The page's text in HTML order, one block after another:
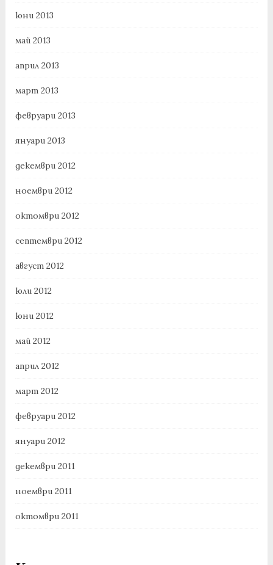
юни 2013
май 2013
април 2013
март 2013
февруари 2013
януари 2013
декември 2012
ноември 2012
октомври 2012
септември 2012
август 2012
юли 2012
юни 2012
май 2012
април 2012
март 2012
февруари 2012
януари 2012
декември 2011
ноември 2011
октомври 2011